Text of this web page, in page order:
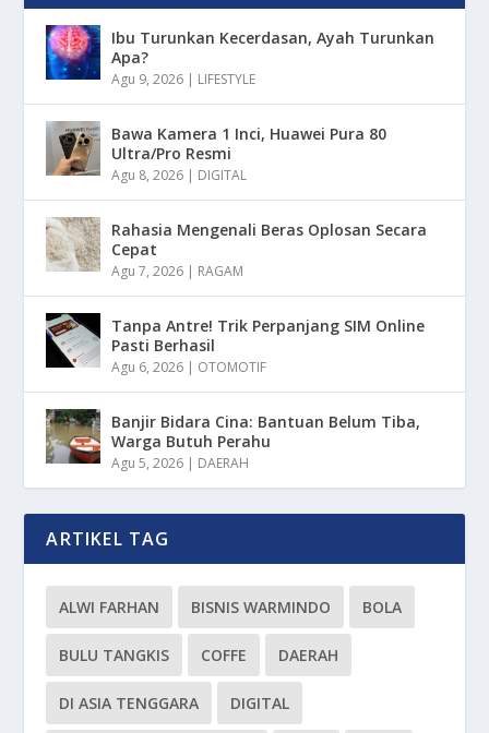
Ibu Turunkan Kecerdasan, Ayah Turunkan
Apa?
Agu 9, 2026 | LIFESTYLE
Bawa Kamera 1 Inci, Huawei Pura 80
Ultra/Pro Resmi
Agu 8, 2026 | DIGITAL
Rahasia Mengenali Beras Oplosan Secara
Cepat
Agu 7, 2026 | RAGAM
Tanpa Antre! Trik Perpanjang SIM Online
Pasti Berhasil
Agu 6, 2026 | OTOMOTIF
Banjir Bidara Cina: Bantuan Belum Tiba,
Warga Butuh Perahu
Agu 5, 2026 | DAERAH
ARTIKEL TAG
ALWI FARHAN BISNIS WARMINDO BOLA
BULU TANGKIS COFFE DAERAH
DI ASIA TENGGARA DIGITAL